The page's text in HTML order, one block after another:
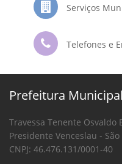
Serviços
Telefones e
Prefeitura
Travessa Tenente Osvaldo
Presidente Venceslau - São
CNPJ: 46.476.131/0001-40